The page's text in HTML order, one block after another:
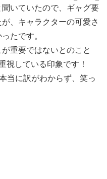
聞いていたので、ギャグ要
、キャラクターの可愛さ
たです。
重要ではないとのこと
視している印象です！
当に訳がわからず、笑っ